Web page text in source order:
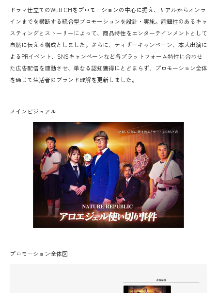
ドラマ仕立てのWEB CMをプロモーションの中心に据え、リアルからオンラ
インまでを横断する統合型プロモーションを設計・実施。話題性のあるキャ
スティングとストーリーによって、商品特性をエンターテインメントとして
自然に伝える構成としました。さらに、ティザーキャンペーン、本人出演に
よるPRイベント、SNSキャンペーンなど各プラットフォーム特性に合わせ
た広告配信を連動させ、単なる認知獲得にとどまらず、プロモーション全体
を通じて生活者のブランド理解を更新しました。
メインビジュアル
プロモーション全体図